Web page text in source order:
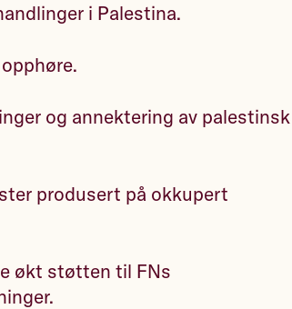
i Palestina.
og annektering av palestinsk
produsert på okkupert
økt støtten til FNs